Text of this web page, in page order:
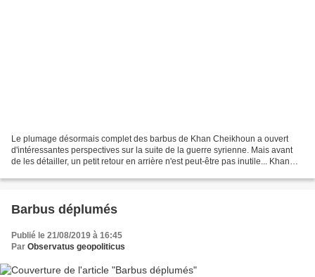
Le plumage désormais complet des barbus de Khan Cheikhoun a ouvert
d'intéressantes perspectives sur la suite de la guerre syrienne. Mais avant
de les détailler, un petit retour en arrière n'est peut-être pas inutile... Khan
Barbus déplumés
Publié le 21/08/2019 à 16:45
Par Observatus geopoliticus